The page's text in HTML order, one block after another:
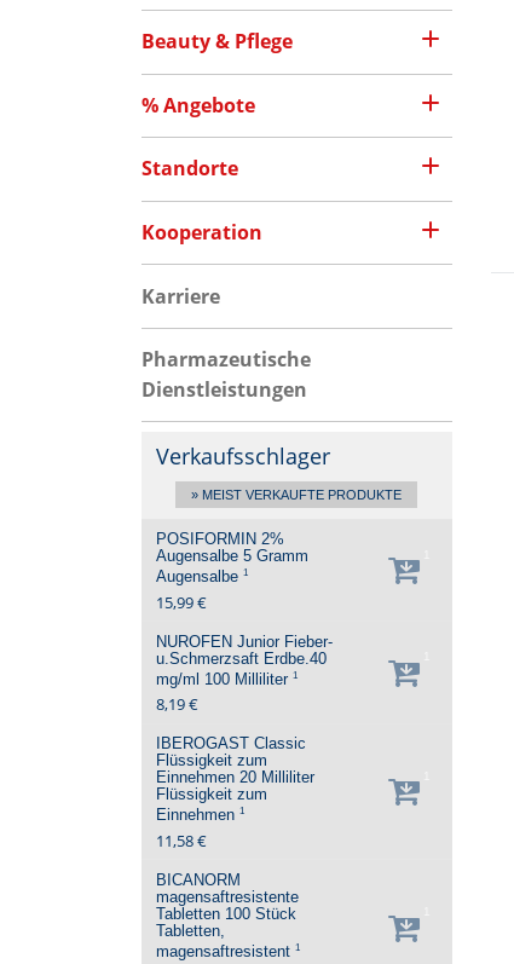
Beauty & Pflege
% Angebote
Standorte
Kooperation
Karriere
Pharmazeutische
Dienstleistungen
Verkaufsschlager
» MEIST VERKAUFTE PRODUKTE
POSIFORMIN 2%
Augensalbe5 Gramm
Augensalbe 1
15,99 €
NUROFEN Junior Fieber-
u.Schmerzsaft Erdbe.40
mg/ml 100 Milliliter1
8,19 €
IBEROGAST Classic
Flüssigkeit zum
Einnehmen20 Milliliter
Flüssigkeit zum
Einnehmen 1
11,58 €
BICANORM
magensaftresistente
Tabletten 100 Stück
Tabletten,
magensaftresistent 1